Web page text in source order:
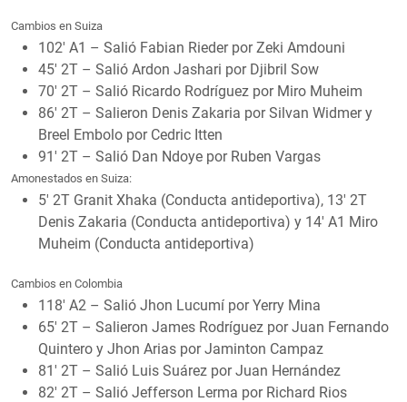
Cambios en Suiza
102′ A1 – Salió Fabian Rieder por Zeki Amdouni
45′ 2T – Salió Ardon Jashari por Djibril Sow
70′ 2T – Salió Ricardo Rodrí­guez por Miro Muheim
86′ 2T – Salieron Denis Zakaria por Silvan Widmer y
Breel Embolo por Cedric Itten
91′ 2T – Salió Dan Ndoye por Ruben Vargas
Amonestados en Suiza:
5′ 2T Granit Xhaka (Conducta antideportiva), 13′ 2T
Denis Zakaria (Conducta antideportiva) y 14′ A1 Miro
Muheim (Conducta antideportiva)
Cambios en Colombia
118′ A2 – Salió Jhon Lucumí por Yerry Mina
65′ 2T – Salieron James Rodrí­guez por Juan Fernando
Quintero y Jhon Arias por Jaminton Campaz
81′ 2T – Salió Luis Suárez por Juan Hernández
82′ 2T – Salió Jefferson Lerma por Richard Rios